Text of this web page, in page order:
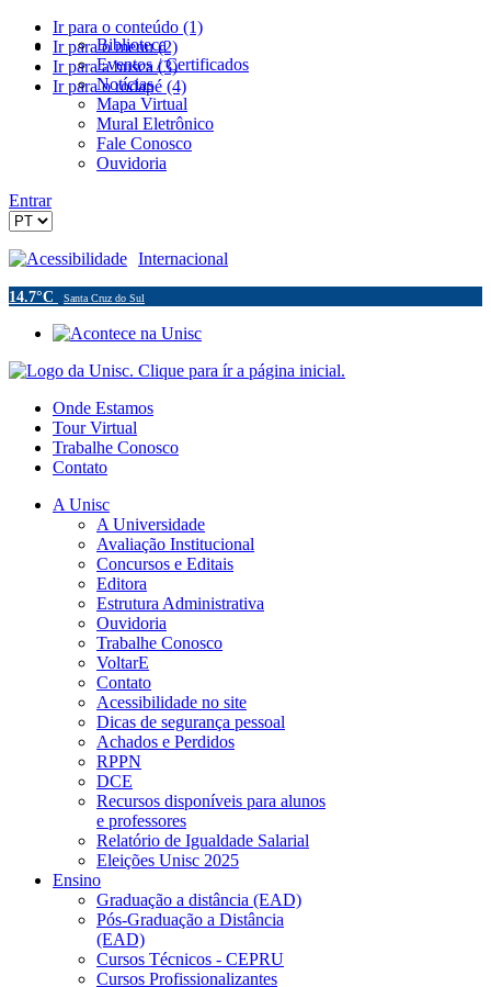
Ir para o conteúdo (1)
Ir para o menu (2)
Ir para a busca (3)
Ir para o rodapé (4)
Biblioteca
Eventos / Certificados
Notícias
Mapa Virtual
Mural Eletrônico
Fale Conosco
Ouvidoria
Entrar
Acessibilidade Internacional
14.7°C Santa Cruz do Sul
Onde Estamos
Tour Virtual
Trabalhe Conosco
Contato
A Unisc
A Universidade
Avaliação Institucional
Concursos e Editais
Editora
Estrutura Administrativa
Ouvidoria
Trabalhe Conosco
VoltarE
Contato
Acessibilidade no site
Dicas de segurança pessoal
Achados e Perdidos
RPPN
DCE
Recursos disponíveis para alunos
e professores
Relatório de Igualdade Salarial
Eleições Unisc 2025
Ensino
Graduação a distância (EAD)
Pós-Graduação a Distância
(EAD)
Cursos Técnicos - CEPRU
Cursos Profissionalizantes